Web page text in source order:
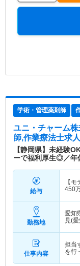
学術・管理薬剤師
ユニ・チャーム
師,作業療法士求
【静岡県】未経験
ーで福利厚生◎／年
給与
【モ
450
勤務地
愛知
見(
仕事内容
担当